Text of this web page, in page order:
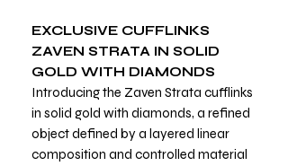
EXCLUSIVE CUFFLINKS
ZAVEN STRATA IN SOLID
GOLD WITH DIAMONDS
Introducing the Zaven Strata cufflinks
in solid gold with diamonds, a refined
object defined by a layered linear
composition and controlled material